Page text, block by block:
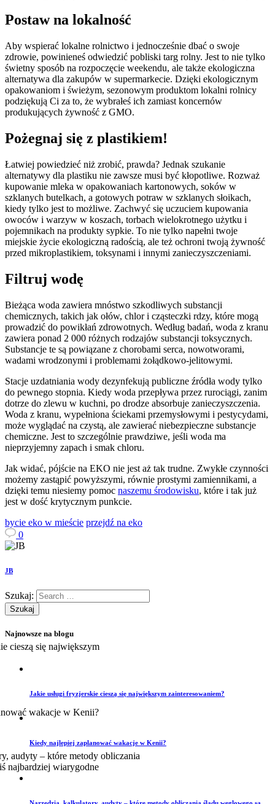
Postaw na lokalność
Aby wspierać lokalne rolnictwo i jednocześnie dbać o swoje
zdrowie, powinieneś odwiedzić pobliski targ rolny. Jest to nie tylko
świetny sposób na rozpoczęcie weekendu, ale także ekologiczna
alternatywa dla zakupów w supermarkecie. Dzięki ekologicznym
opakowaniom i świeżym, sezonowym produktom lokalni rolnicy
podziękują Ci za to, że wybrałeś ich zamiast koncernów
produkujących żywność z GMO.
Pożegnaj się z plastikiem!
Łatwiej powiedzieć niż zrobić, prawda? Jednak szukanie
alternatywy dla plastiku nie zawsze musi być kłopotliwe. Rozważ
kupowanie mleka w opakowaniach kartonowych, soków w
szklanych butelkach, a gotowych potraw w szklanych słoikach,
kiedy tylko jest to możliwe. Zachwyć się uczuciem kupowania
owoców i warzyw w koszach, torbach wielokrotnego użytku i
pojemnikach na produkty sypkie. To nie tylko napełni twoje
miejskie życie ekologiczną radością, ale też ochroni twoją żywność
przed mikroplastikiem, toksynami i innymi zanieczyszczeniami.
Filtruj wodę
Bieżąca woda zawiera mnóstwo szkodliwych substancji
chemicznych, takich jak ołów, chlor i cząsteczki rdzy, które mogą
prowadzić do powikłań zdrowotnych. Według badań, woda z kranu
zawiera ponad 2 000 różnych rodzajów substancji toksycznych.
Substancje te są powiązane z chorobami serca, nowotworami,
wadami wrodzonymi i problemami żołądkowo-jelitowymi.
Stacje uzdatniania wody dezynfekują publiczne źródła wody tylko
do pewnego stopnia. Kiedy woda przepływa przez rurociągi, zanim
dotrze do zlewu w kuchni, po drodze absorbuje zanieczyszczenia.
Woda z kranu, wypełniona ściekami przemysłowymi i pestycydami,
może wyglądać na czystą, ale zawierać niebezpieczne substancje
chemiczne. Jest to szczególnie prawdziwe, jeśli woda ma
nieprzyjemny zapach i smak chloru.
Jak widać, pójście na EKO nie jest aż tak trudne. Zwykłe czynności
możemy zastąpić powyższymi, równie prostymi zamiennikami, a
dzięki temu niesiemy pomoc naszemu środowisku, które i tak już
jest w dość krytycznym punkcie.
bycie eko w mieście przejdź na eko
0
JB
Szukaj:
Najnowsze na blogu
Jakie usługi fryzjerskie cieszą się największym zainteresowaniem?
Kiedy najlepiej zaplanować wakacje w Kenii?